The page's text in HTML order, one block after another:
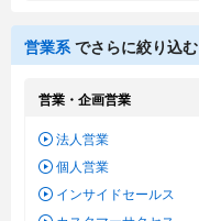
営業系 でさらに絞り込む
営業・企画営業
法人営業
個人営業
インサイドセールス